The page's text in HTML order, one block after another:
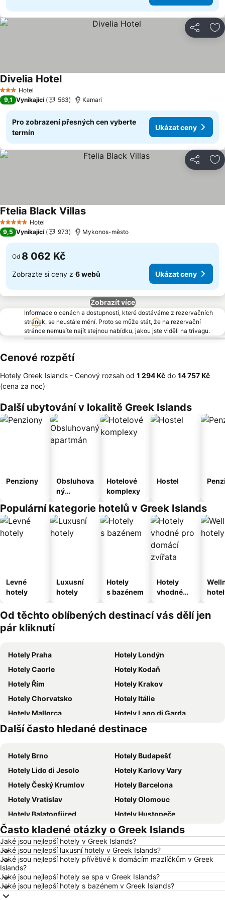
Sdílet
3 Počet hvězdiček
Hotel
Divelia HotelUkázat ceny
9,1 Vynikající 563 Kamari
Pro zobrazení přesných cen vyberte
termín
Ukázat ceny
Sdílet
5 Počet hvězdiček
Hotel
Ftelia Black VillasUkázat ceny
9,5 Vynikající 973 Mykonos-město
Od 8 062 Kč
Zobrazte si ceny z 6 webů Ukázat ceny
Zobrazít více
Informace o cenách a dostupnosti, které dostáváme z rezervačních
stránek, se neustále mění. Proto se může stát, že na rezervační
stránce nemusíte najít stejnou nabídku, jakou jste viděli na trivagu.
Cenové rozpětí
Hotely Greek Islands - Cenový rozsah od ‎1 294 Kč do ‎14 757 Kč
(cena za noc)
Další ubytování v lokalitě Greek Islands
Penziony
Obsluhova
ný
Hotelové
komplexy
Hostel
Populární kategorie hotelů v Greek Islands
Levné
hotely
Luxusní
hotely
Hotely
s bazénem
Hotely
vhodné
domácí
zvířata
Od těchto oblíbených destinací vás dělí jen
pár kliknutí
Hotely Praha
Hotely Londýn
Hotely Caorle
Hotely Kodaň
Hotely Řím
Hotely Krakov
Hotely Chorvatsko
Hotely Itálie
Hotely Mallorca
Hotely Lago di Garda
Hotely Česká republika
Hotely Istrie
Další často hledané destinace
Hotely Brno
Hotely Budapešť
Hotely Lido di Jesolo
Hotely Karlovy Vary
Hotely Český Krumlov
Hotely Barcelona
Hotely Vratislav
Hotely Olomouc
Hotely Balatonfüred
Hotely Hustopeče
Hotely Vídeň
Hotely Hurghada
Hotely Bratislava
Hotely Kolobrzeg
Hotely Třeboň
Hotely Málaga
Hotely Amsterdam
Hotely Ostrava
Hotely Lignano Sabbiadoro
Hotely Vysočina
Často kladené otázky o Greek Islands
Jaké jsou nejlepší hotely v Greek Islands?
Jaké jsou nejlepší luxusní hotely v Greek Islands?
Jaké jsou nejlepší hotely přívětivé k domácím mazlíčkům v Greek
Islands?
Jaké jsou nejlepší hotely se spa v Greek Islands?
Jaké jsou nejlepší hotely s bazénem v Greek Islands?